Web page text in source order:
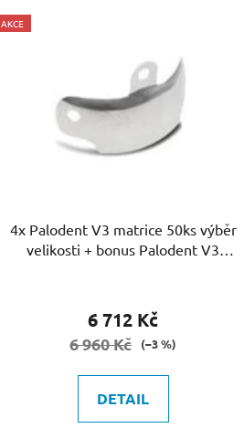
AKCE
4x Palodent V3 matrice 50ks výběr
velikosti + bonus Palodent V3
6 712 Kč
6 960 Kč (–3 %)
DETAIL